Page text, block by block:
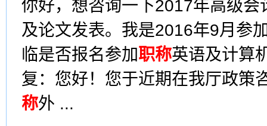
你好，想咨询一下2017年高级会
及论文发表。我是2016年9月参
临是否报名参加职称英语及计算
复：您好！您于近期在我厅政策
称外 ...